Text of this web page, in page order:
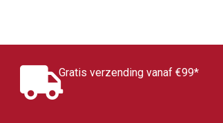
Gratis verzending vanaf €99*